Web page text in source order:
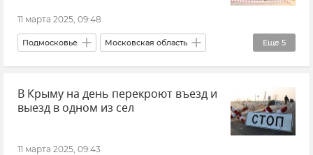
11 марта 2025, 09:48
Еще 5
Подмосковье Московская область
Атака дронов ВСУ на Подмосковье
В Крыму на день перекроют въезд и
выезд в одном из сел
11 марта 2025, 09:43